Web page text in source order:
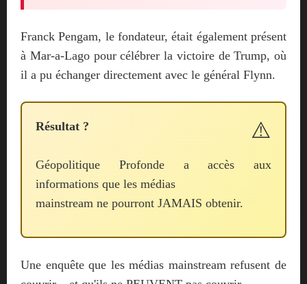
Franck Pengam, le fondateur, était également présent
à Mar-a-Lago pour célébrer la victoire de Trump, où
il a pu échanger directement avec le général Flynn.
Résultat ?
Géopolitique Profonde a accès aux
informations que les médias
mainstream ne pourront JAMAIS obtenir.
Une enquête que les médias mainstream refusent de